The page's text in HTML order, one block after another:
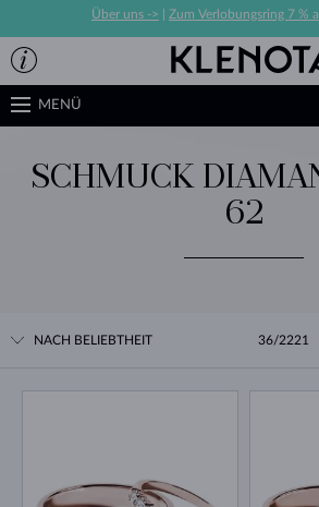
Über uns -> Zum Verlobungsring 7 %
MENÜ
SCHMUCK
62
NACH BELIEBTHEIT 36/2221